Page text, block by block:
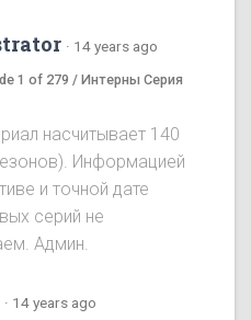
· 14 years ago
1 of 279 / Интерны Серия
насчитывает 140
Информацией
и точной дате
серий не
Админ.
· 14 years ago